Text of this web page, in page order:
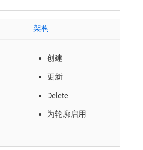
架构
创建
更新
Delete
为轮廓启用